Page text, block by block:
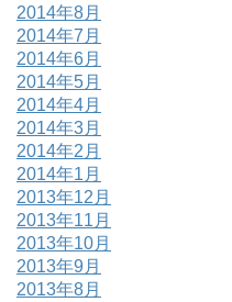
2014年8月
2014年7月
2014年6月
2014年5月
2014年4月
2014年3月
2014年2月
2014年1月
2013年12月
2013年11月
2013年10月
2013年9月
2013年8月